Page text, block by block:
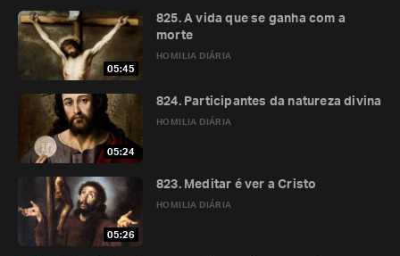
05:45
HOMILIA DIÁRIA
825. A vida que se ganha com a
morte
05:24
HOMILIA DIÁRIA
824. Participantes da natureza divina
05:26
HOMILIA DIÁRIA
823. Meditar é ver a Cristo